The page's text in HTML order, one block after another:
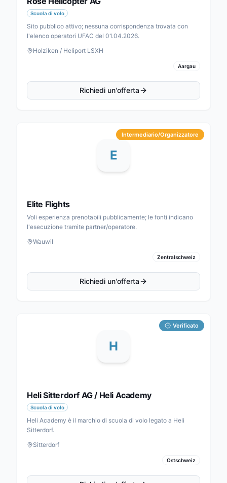
Scuola di volo
Sito pubblico attivo; nessuna corrispondenza trovata con
l'elenco operatori UFAC del 01.04.2026.
Holziken / Heliport LSXH
Aargau
Richiedi un'offerta
E
Intermediario/Organizzatore
Elite Flights
Voli esperienza prenotabili pubblicamente; le fonti indicano
l'esecuzione tramite partner/operatore.
Wauwil
Zentralschweiz
Richiedi un'offerta
H
Verificato
Heli Sitterdorf AG / Heli Academy
Scuola di volo
Heli Academy è il marchio di scuola di volo legato a Heli
Sitterdorf.
Sitterdorf
Ostschweiz